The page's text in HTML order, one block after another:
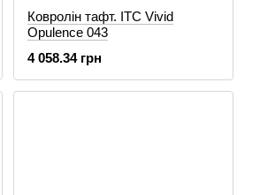
Ковролін тафт. ITC Vivid
Opulence 043
4 058.34 грн